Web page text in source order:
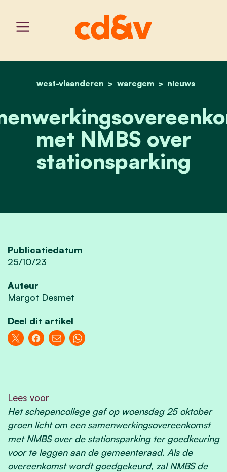
home
west-vlaanderen waregem nieuws
met NMBS over
stationsparking
Publicatiedatum
25/10/23
Auteur
Margot Desmet
Deel dit artikel
Lees voor
Het schepencollege gaf op woensdag 25 oktober
groen licht om een samenwerkingsovereenkomst
met NMBS over de stationsparking ter goedkeuring
voor te leggen aan de gemeenteraad. Als de
overeenkomst wordt goedgekeurd, zal NMBS de